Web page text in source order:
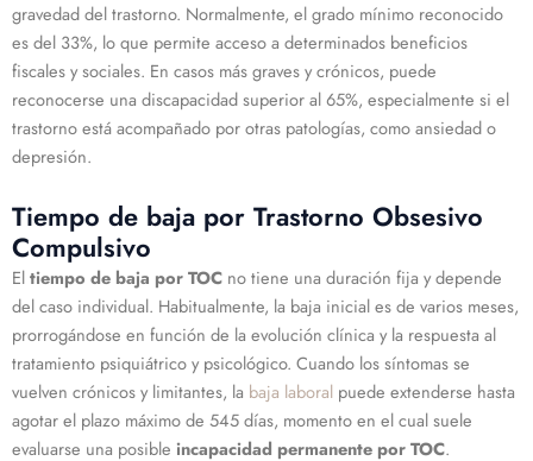
gravedad del trastorno. Normalmente, el grado mínimo reconocido
es del 33%, lo que permite acceso a determinados beneficios
fiscales y sociales. En casos más graves y crónicos, puede
reconocerse una discapacidad superior al 65%, especialmente si el
trastorno está acompañado por otras patologías, como ansiedad o
depresión.
Tiempo de baja por Trastorno Obsesivo
Compulsivo
Eltiempo de baja por TOC no tiene una duración fija y depende
del caso individual. Habitualmente, la baja inicial es de varios meses,
prorrogándose en función de la evolución clínica y la respuesta al
tratamiento psiquiátrico y psicológico. Cuando los síntomas se
vuelven crónicos y limitantes, la baja laboral puede extenderse hasta
agotar el plazo máximo de 545 días, momento en el cual suele
evaluarse una posible incapacidad permanente por TOC.